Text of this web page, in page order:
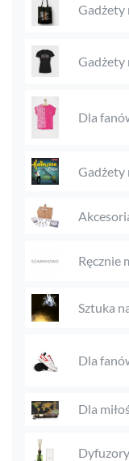
Gadżety
Gadżety
Dla
Gadżety
Ręcznie
Sztuka
Dla
Dla